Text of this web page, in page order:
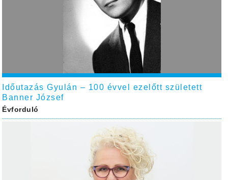
Időutazás Gyulán – 100 évvel ezelőtt született
Banner József
Évforduló